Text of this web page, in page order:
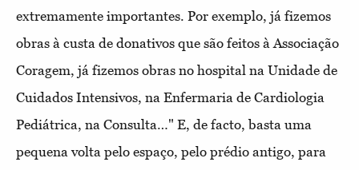
extremamente importantes. Por exemplo, já fizemos
obras à custa de donativos que são feitos à Associação
Coragem, já fizemos obras no hospital na Unidade de
Cuidados Intensivos, na Enfermaria de Cardiologia
Pediátrica, na Consulta…" E, de facto, basta uma
pequena volta pelo espaço, pelo prédio antigo, para